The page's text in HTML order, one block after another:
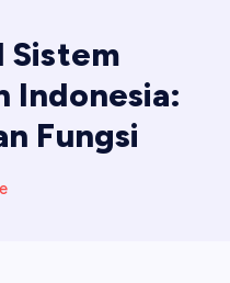
Sistem
Indonesia:
Fungsi